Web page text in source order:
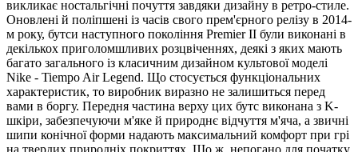
викликає ностальгічні почуття завдяки дизайну в ретро-стиле.
Оновлені й поліпшені із часів свого прем'єрного релізу в 2014-
м року, бутси наступного покоління Premier II були виконані в
декількох приголомшливих розцвіченнях, деякі з яких мають
багато загального із класичним дизайном культової моделі
Nike - Tiempo Air Legend. Що стосується функціональних
характеристик, то виробник виразно не залишиться перед
вами в боргу. Передня частина верху цих бутс виконана з K-
шкіри, забезпечуючи м'яке й природнє відчуття м'яча, а звичні
шипи конічної форми надають максимальний комфорт при грі
на твердих природніх покриттях. Що ж, непогано для початку.